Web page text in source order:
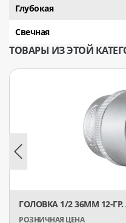
Глубокая
Свечная
ТОВАРЫ ИЗ ЭТОЙ
ГОЛОВКА 1/2 36ММ 12-